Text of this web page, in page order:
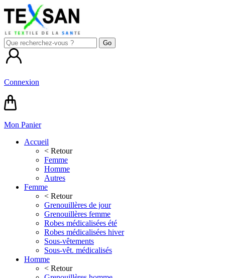
Connexion
Mon Panier
Accueil
< Retour
Femme
Homme
Autres
Femme
< Retour
Grenouillères de jour
Grenouillères femme
Robes médicalisées été
Robes médicalisées hiver
Sous-vêtements
Sous-vêt. médicalisés
Homme
< Retour